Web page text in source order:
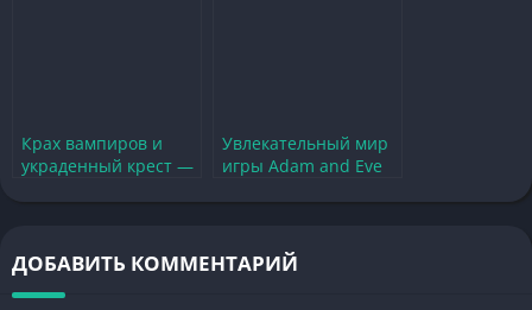
Крах вампиров и
украденный крест —
Увлекательный мир
игры Adam and Eve
ДОБАВИТЬ КОММЕНТАРИЙ